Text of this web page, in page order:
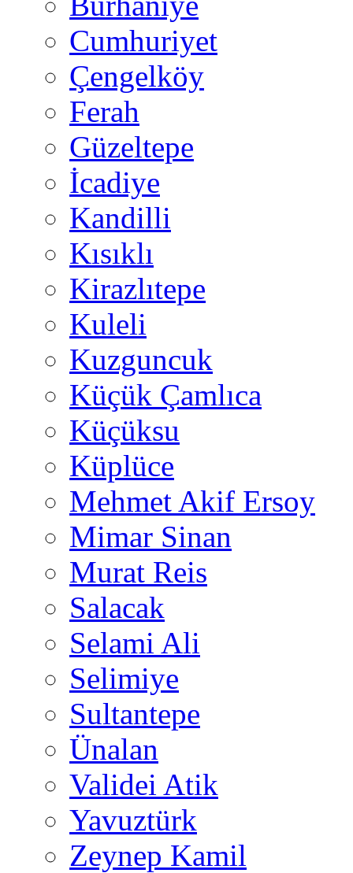
Cumhuriyet
Çengelköy
Ferah
Güzeltepe
İcadiye
Kandilli
Kısıklı
Kirazlıtepe
Kuleli
Kuzguncuk
Küçük Çamlıca
Küçüksu
Küplüce
Mehmet Akif Ersoy
Mimar Sinan
Murat Reis
Salacak
Selami Ali
Selimiye
Sultantepe
Ünalan
Validei Atik
Yavuztürk
Zeynep Kamil